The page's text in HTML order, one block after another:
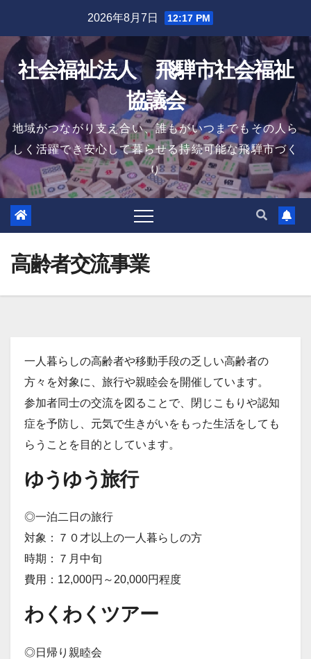
content
2026年8月7日 12:17 PM
社会福祉法人 飛騨市社会福祉
協議会
地域がつながり支え合い、誰もがいつまでもその人ら
しく活躍でき安心して暮らせる持続可能な飛騨市づく
り
高齢者交流事業
一人暮らしの高齢者や移動手段の乏しい高齢者の
方々を対象に、旅行や親睦会を開催しています。
参加者同士の交流を図ることで、閉じこもりや認知
症を予防し、元気で生きがいをもった生活をしても
らうことを目的としています。
ゆうゆう旅行
◎一泊二日の旅行
対象：７０才以上の一人暮らしの方
時期：７月中旬
費用：12,000円～20,000円程度
わくわくツアー
◎日帰り親睦会